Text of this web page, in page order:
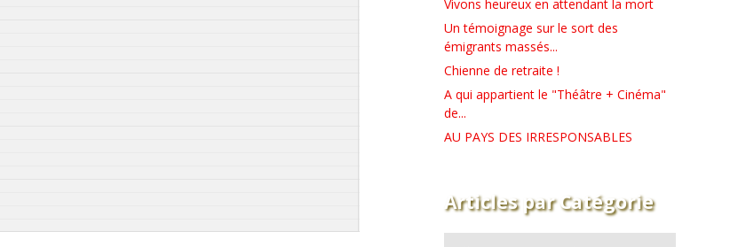
Vivons heureux en attendant la mort
Un témoignage sur le sort des
émigrants massés...
Chienne de retraite !
A qui appartient le "Théâtre + Cinéma"
de...
AU PAYS DES IRRESPONSABLES
Articles par Catégorie